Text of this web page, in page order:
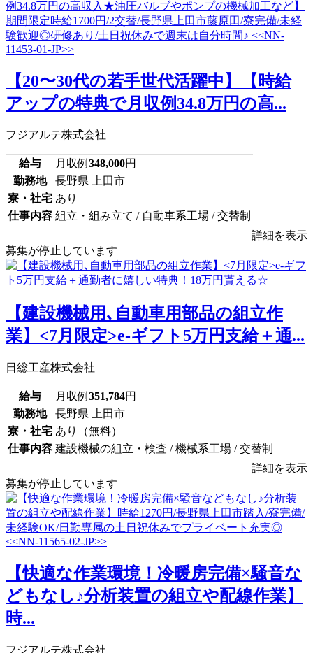
【20〜30代の若手世代活躍中】【時給
アップの特典で月収例34.8万円の高...
フジアルテ株式会社
給与 月収例 348,000円
勤務地
長野県 上田市
寮・社宅 あり
仕事内容 組立・組み立て / 自動車系工場 / 交替制
詳細を表示
募集が停止しています
【建設機械用､自動車用部品の組立作
業】<7月限定>e-ギフト5万円支給＋通...
日総工産株式会社
給与 月収例 351,784円
勤務地
長野県 上田市
寮・社宅 あり（無料）
仕事内容 建設機械の組立・検査 / 機械系工場 / 交替制
詳細を表示
募集が停止しています
【快適な作業環境！冷暖房完備×騒音な
どもなし♪分析装置の組立や配線作業】
時...
フジアルテ株式会社